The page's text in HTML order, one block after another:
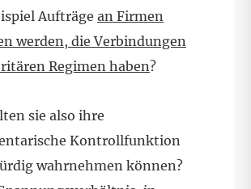
Aufträge an Firmen
werden, die Verbindungen
Regimen haben?
sie also ihre
Kontrollfunktion
wahrnehmen können?